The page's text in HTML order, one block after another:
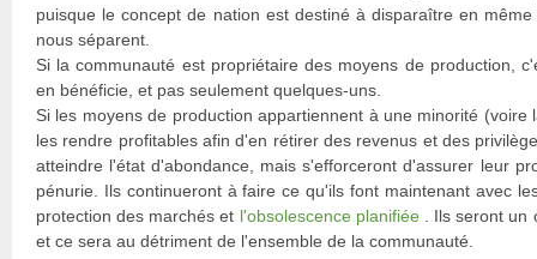
puisque le concept de nation est destiné à disparaître en
nous séparent.
Si la communauté est propriétaire des moyens de production,
en bénéficie, et pas seulement quelques-uns.
Si les moyens de production appartiennent à une minorité (voire
les rendre profitables afin d'en rétirer des revenus et des
atteindre l'état d'abondance, mais s'efforceront d'assurer leur
pénurie. Ils continueront à faire ce qu'ils font maintenant avec
protection des marchés et l'obsolescence planifiée
. Ils seront
et ce sera au détriment de l'ensemble de la communauté.